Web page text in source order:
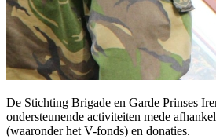
De Stichting Brigade en Garde Prinses
ondersteunende activiteiten mede
(waaronder het V-fonds) en donaties.